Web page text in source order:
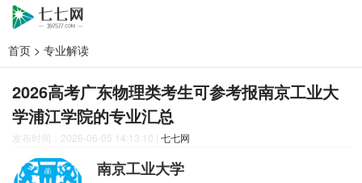
首页 > 专业解读
2026高考广东物理类考生可参考报南京工业大
学浦江学院的专业汇总
发布时间：2026-06-05 14:13:10 | 七七网
南京工业大学